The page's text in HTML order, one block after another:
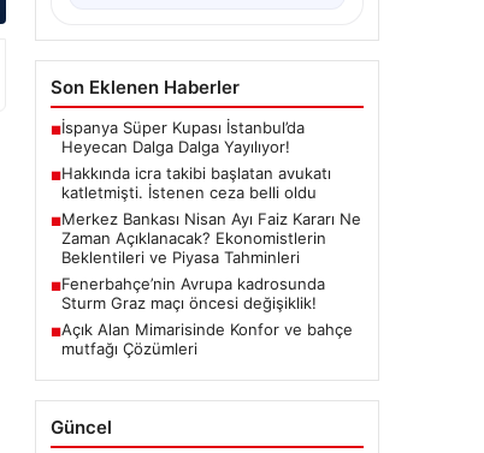
Son Eklenen Haberler
■İspanya Süper Kupası İstanbul’da
Heyecan Dalga Dalga Yayılıyor!
■Hakkında icra takibi başlatan avukatı
katletmişti. İstenen ceza belli oldu
■Merkez Bankası Nisan Ayı Faiz Kararı Ne
Zaman Açıklanacak? Ekonomistlerin
Beklentileri ve Piyasa Tahminleri
■Fenerbahçe’nin Avrupa kadrosunda
Sturm Graz maçı öncesi değişiklik!
■Açık Alan Mimarisinde Konfor ve bahçe
mutfağı Çözümleri
Güncel